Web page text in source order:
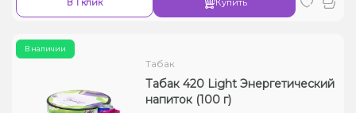
В наличии
Табак
Табак 420 Light Энергетический
напиток (100 г)